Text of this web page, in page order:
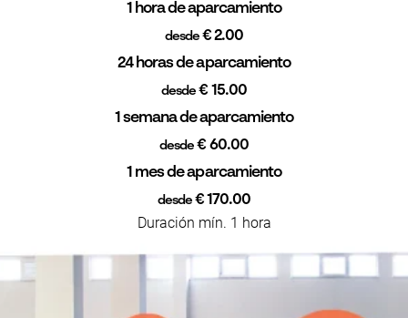
1 hora de aparcamiento
desde€ 2.00
24 horas de aparcamiento
desde € 15.00
1 semana de aparcamiento
desde € 60.00
1 mes de aparcamiento
desde€ 170.00
Duración mín. 1 hora